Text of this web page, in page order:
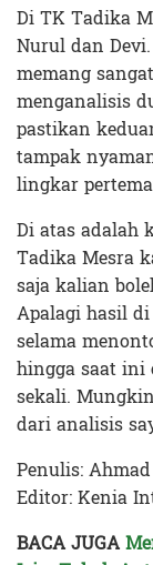
Di TK Tadika
Nurul dan
memang
menganalisis
pastikan
tampak
lingkar
Di atas adalah
Tadika Mesra
saja kalian
Apalagi hasil
selama
hingga saat ini
sekali.
dari analisis
Penulis:
Editor: Kenia
BACA JUGA